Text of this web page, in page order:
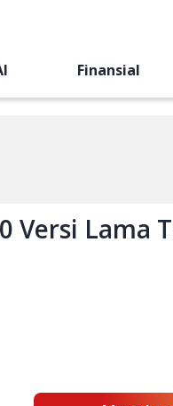
Finansial
Versi Lama